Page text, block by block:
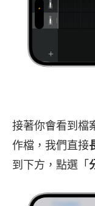
接著你會看到檔
作檔，我們直接
到下方，點選「